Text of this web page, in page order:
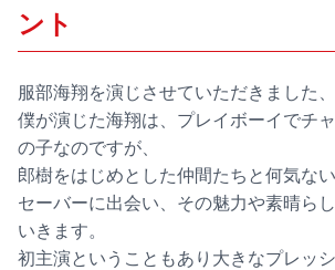
ント
服部海翔を演じさせていただきました、
僕が演じた海翔は、プレイボーイでチ
の子なのですが、
郎樹をはじめとした仲間たちと何気な
セーバーに出会い、その魅力や素晴ら
いきます。
初主演ということもあり大きなプレッ